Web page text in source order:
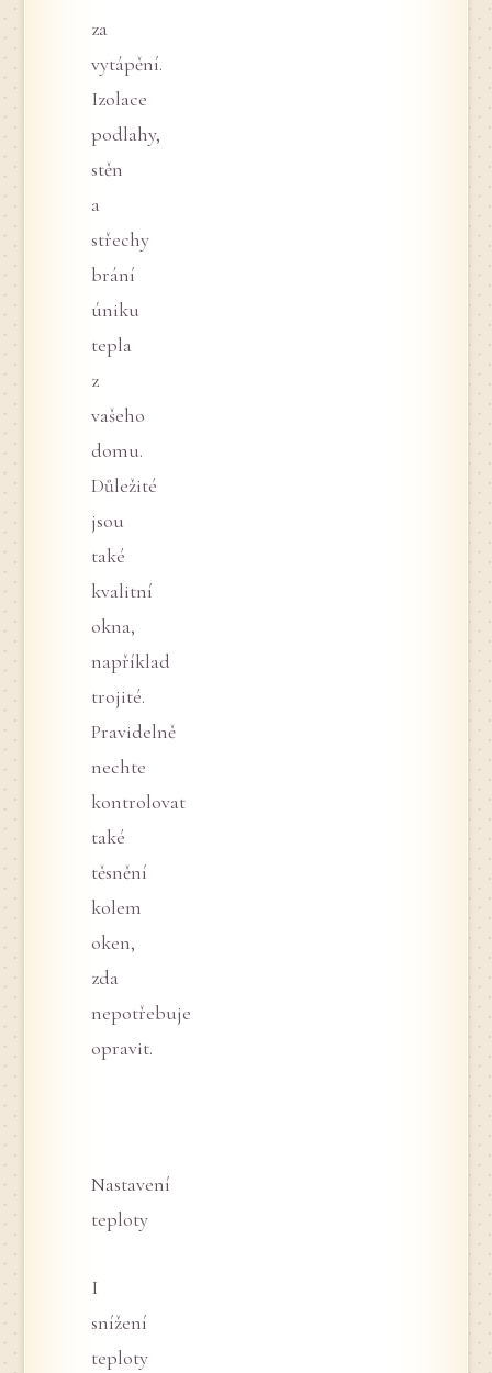
za
vytápění.
Izolace
podlahy,
stěn
a
střechy
brání
úniku
tepla
z
vašeho
domu.
Důležité
jsou
také
kvalitní
okna,
například
trojité.
Pravidelně
nechte
kontrolovat
také
těsnění
kolem
oken,
zda
nepotřebuje
opravit.
Nastavení
teploty
I
snížení
teploty